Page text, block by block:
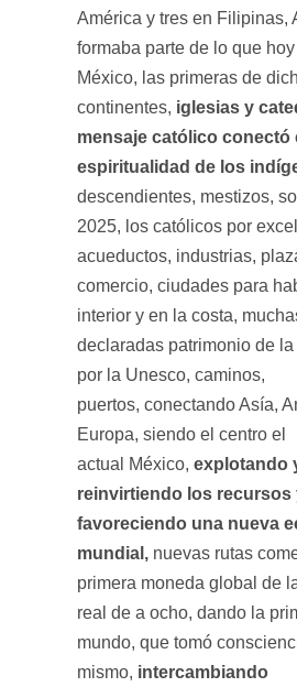
América y tres en Filipinas,
formaba parte de lo que
México, las primeras de
continentes, iglesias y
mensaje católico conectó
espiritualidad de los
descendientes, mestizos,
2025, los católicos por
acueductos, industrias,
comercio, ciudades para
interior y en la costa,
declaradas patrimonio de
por la Unesco, caminos,
puertos, conectando Asía,
Europa, siendo el centro el
actual
México, explotando
reinvirtiendo los recursos
favoreciendo una nueva
mundial, nuevas rutas
primera moneda global de
real de a ocho, dando la
mundo, que tomó
mismo, intercambiando